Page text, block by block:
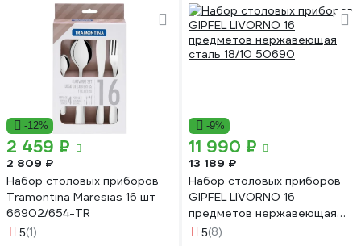
-12%
2 459 ₽
2 809 ₽
Набор столовых приборов
Tramontina Maresias 16 шт
66902/654-TR
5(1)
-9%
11 990 ₽
13 189 ₽
Набор столовых приборов
GIPFEL LIVORNO 16
предметов нержавеющая
сталь 18/10 50690
5(8)